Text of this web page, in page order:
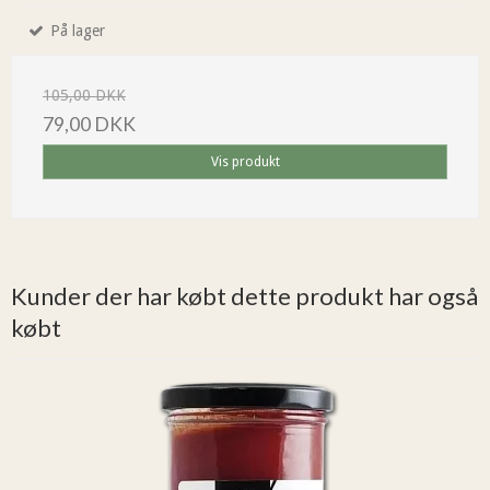
På lager
105,00 DKK
79,00 DKK
Vis produkt
Kunder der har købt dette produkt har også
købt